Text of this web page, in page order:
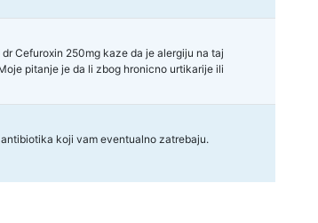
Cefuroxin 250mg kaze da je alergiju na taj
pitanje je da li zbog hronicno urtikarije ili
koji vam eventualno zatrebaju.